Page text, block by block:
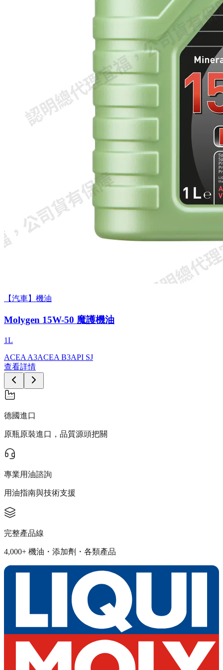
【汽車】機油
Molygen 15W-50 魔護機油
1L
ACEA A3ACEA B3API SJ
查看詳情
德國進口
原瓶原裝進口，品質源頭把關
專業用油諮詢
用油指南與技術支援
完整產品線
4,000+ 機油・添加劑・各類產品